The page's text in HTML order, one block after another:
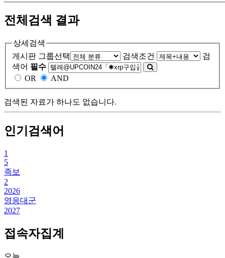
전체검색 결과
상세검색
게시판 그룹선택
검색조건
검
색어 필수
OR
AND
검색된 자료가 하나도 없습니다.
인기검색어
1
5
족보
2
2026
영응대군
2027
접속자집계
오늘